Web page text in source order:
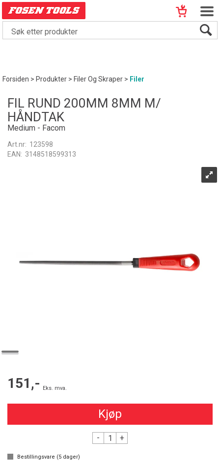
Forsiden>Produkter>Filer Og Skraper> Filer
FIL RUND 200MM 8MM M/
HÅNDTAK
Medium - Facom
Art.nr: 123598
EAN: 3148518599313
151,- Eks. mva.
Kjøp
- +
Bestillingsvare (5 dager)